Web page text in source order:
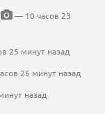
— 10 часов 23
25 минут назад
26 минут назад
назад